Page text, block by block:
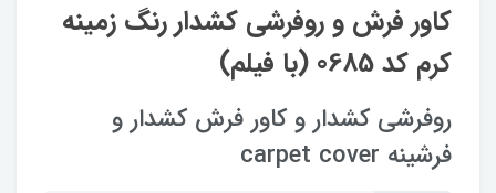
کاور فرش و روفرشی کشدار رنگ زمینه
کرم کد 0685 (با فیلم)
روفرشی کشدار و کاور فرش کشدار و
فرشینه carpet cover